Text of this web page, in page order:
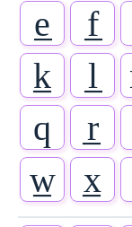
e̲
f̲
k̲
l̲
q̲
r̲
w̲
x̲